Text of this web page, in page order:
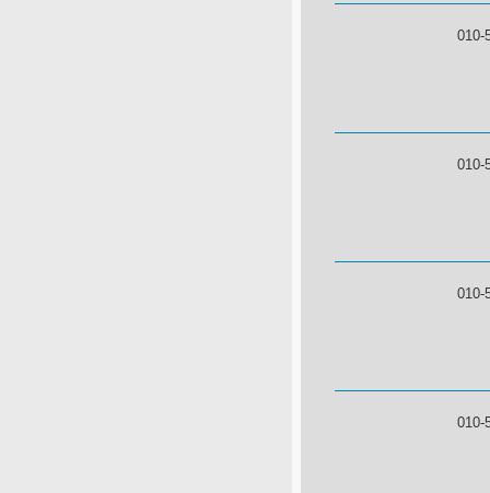
010-
010-
010-
010-